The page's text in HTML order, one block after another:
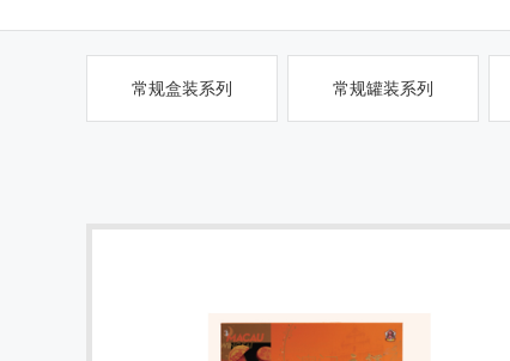
常规盒装系列 常规罐装系列